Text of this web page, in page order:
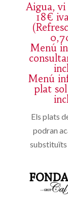
Aigua,
18€
Menú
Menú
plat
Els plats
podran
substituïts